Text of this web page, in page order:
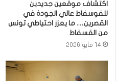
اكتشاف موقعين جديدين
للفوسفاط عالي الجودة في
القصرين… ما يعزز احتياطي تونس
من الفسفاط
14 مايو 2026